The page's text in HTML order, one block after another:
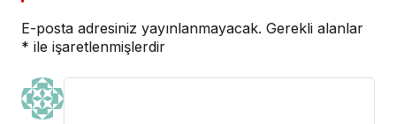
E-posta adresiniz yayınlanmayacak. Gerekli alanlar
* ile işaretlenmişlerdir